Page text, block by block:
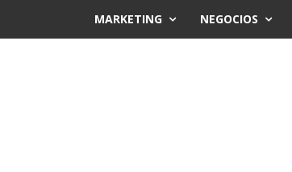
MARKETING NEGOCIOS